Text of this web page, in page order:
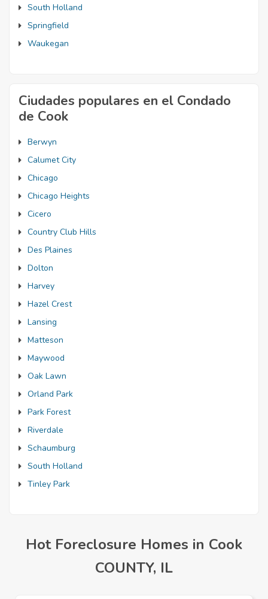
South Holland
Springfield
Waukegan
Ciudades populares en el Condado
de Cook
Berwyn
Calumet City
Chicago
Chicago Heights
Cicero
Country Club Hills
Des Plaines
Dolton
Harvey
Hazel Crest
Lansing
Matteson
Maywood
Oak Lawn
Orland Park
Park Forest
Riverdale
Schaumburg
South Holland
Tinley Park
Hot Foreclosure Homes in Cook
COUNTY, IL